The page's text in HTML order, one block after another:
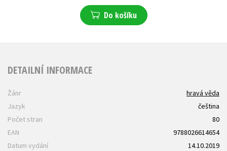
Do košíku
DETAILNÍ INFORMACE
Žánr
hravá věda
Jazyk
čeština
Počet stran
80
EAN
9788026614654
Datum vydání
14.10.2019